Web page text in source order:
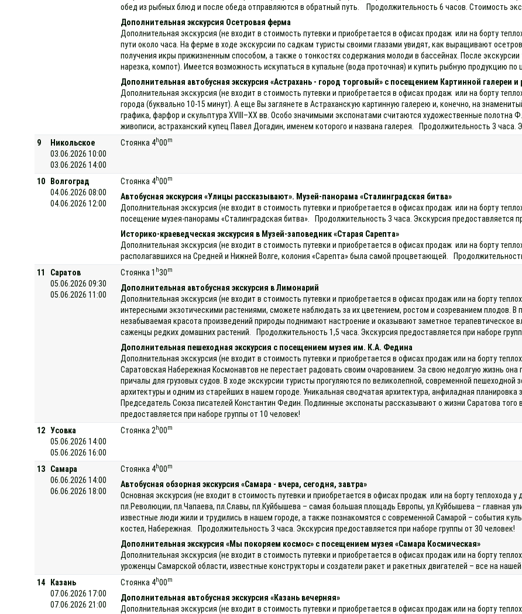
обед из рыбных блюд и после обеда отправляются в обратный путь. Продолжительность 6 часов. Стоимость
Дополнительная экскурсия Осетровая ферма
Дополнительная экскурсия (не входит в стоимость путевки и приобретается в офисах продаж или на борту
пути около часа. На ферме в ходе экскурсии по садкам туристы своими глазами увидят, как выращивают
получения икры прижизненным способом, а также о тонкостях содержания молоди в бассейнах. После
нарезка, компот). Имеется возможность искупаться в купальне (вода проточная) и купить рыбную продукцию
Дополнительная автобусная экскурсия «Астрахань - город торговый» с посещением Картинной галереи
Дополнительная экскурсия (не входит в стоимость путевки и приобретается в офисах продаж или на борту
города (буквально 10-15 минут). А еще Вы заглянете в Астраханскую картинную галерею и, конечно, на
графика, фарфор и скульптура XVIII–XX вв. Особо значимыми экспонатами считаются художественные
живописи, астраханский купец Павел Догадин, именем которого и названа галерея. Продолжительность 3 часа.
9
Никольское
03.06.2026 10:00
03.06.2026 14:00
Стоянка 4h00m
10
Волгоград
04.06.2026 08:00
04.06.2026 12:00
Стоянка 4h00m
Автобусная экскурсия «Улицы рассказывают». Музей-панорама «Сталинградская битва»
Дополнительная экскурсия (не входит в стоимость путевки и приобретается в офисах продаж или на борту
посещение музея-панорамы «Сталинградская битва». Продолжительность 3 часа. Экскурсия предоставляется
Историко-краеведческая экскурсия в Музей-заповедник «Старая Сарепта»
Дополнительная экскурсия (не входит в стоимость путевки и приобретается в офисах продаж или на борту
располагавшихся на Средней и Нижней Волге, колония «Сарепта» была самой процветающей.
11
Саратов
05.06.2026 09:30
05.06.2026 11:00
Стоянка 1 h30m
Дополнительная автобусная экскурсия в Лимонарий
Дополнительная экскурсия (не входит в стоимость путевки и приобретается в офисах продаж или на борту
интересными экзотическими растениями, сможете наблюдать за их цветением, ростом и созреванием плодов.
незабываемая красота произведений природы поднимают настроение и оказывают заметное
саженцы редких домашних растений. Продолжительность 1,5 часа. Экскурсия предоставляется при наборе
Дополнительная пешеходная экскурсия с посещением музея им. К.А. Федина
Дополнительная экскурсия (не входит в стоимость путевки и приобретается в офисах продаж или на борту
Саратовская Набережная Космонавтов не перестает радовать своим очарованием. За свою недолгую жизнь
причалы для грузовых судов. В ходе экскурсии туристы прогуляются по великолепной, современной
архитектуры и одним из старейших в нашем городе. Уникальная сводчатая архитектура, анфиладная
Председатель Союза писателей Константин Федин. Подлинные экспонаты рассказывают о жизни Саратова
предоставляется при наборе группы от 10 человек!
12 Усовка
05.06.2026 14:00
05.06.2026 16:00
Стоянка 2 h00m
13
Самара
06.06.2026 14:00
06.06.2026 18:00
Стоянка 4h00m
Автобусная обзорная экскурсия «Самара - вчера, сегодня, завтра»
Основная экскурсия (не входит в стоимость путевки и приобретается в офисах продаж или на борту
пл.Революции, пл.Чапаева, пл.Славы, пл.Куйбышева – самая большая площадь Европы, ул.Куйбышева – главная
известные люди жили и трудились в нашем городе, а также познакомятся с современной Самарой – события
костел, Набережная. Продолжительность 3 часа. Экскурсия предоставляется при наборе группы от 30 человек!
Дополнительная экскурсия «Мы покоряем космос» с посещением музея «Самара Космическая»
Дополнительная экскурсия (не входит в стоимость путевки и приобретается в офисах продаж или на борту
уроженцы Самарской области, известные конструкторы и создатели ракет и ракетных двигателей – все на
14
Казань
07.06.2026 17:00
07.06.2026 21:00
Стоянка 4h00m
Дополнительная автобусная экскурсия «Казань вечерняя»
Дополнительная экскурсия (не входит в стоимость путевки и приобретается в офисах продаж или на борту